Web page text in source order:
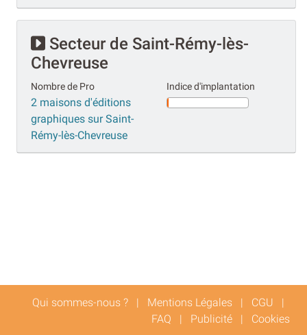
Secteur de Saint-Rémy-lès-
Chevreuse
Nombre de Pro
2 maisons d'éditions
graphiques sur Saint-
Rémy-lès-Chevreuse
Indice d'implantation
Qui sommes-nous ? | Mentions Légales | CGU |
FAQ | Publicité | Cookies